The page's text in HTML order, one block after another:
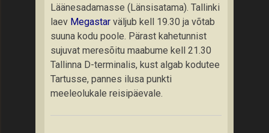
Läänesadamasse (Länsisatama). Tallinki
laev Megastar väljub kell 19.30 ja võtab
suuna kodu poole. Pärast kahetunnist
sujuvat meresõitu maabume kell 21.30
Tallinna D-terminalis, kust algab kodutee
Tartusse, pannes ilusa punkti
meeleolukale reisipäevale.